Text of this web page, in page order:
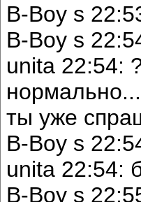
B-Boy s
B-Boy s
unita 22:54:
нормально...
ты уже
B-Boy s
unita 22:54:
B-Boy s